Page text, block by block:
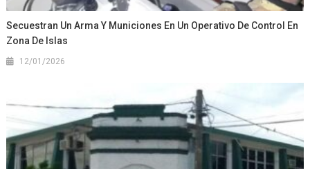
Secuestran Un Arma Y Municiones En Un Operativo De Control En
Zona De Islas
12/01/2026